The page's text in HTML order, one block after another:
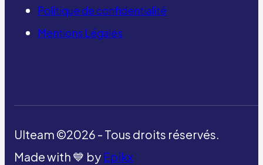
Politique de confidentialité
Mentions Légales
Ulteam ©2026 - Tous droits réservés.
Made with 💙 by Epikx